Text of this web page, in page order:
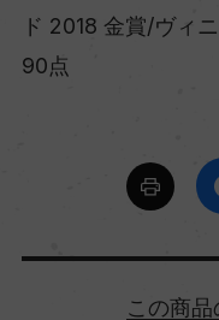
ド 2018 金賞/ヴィ
90点